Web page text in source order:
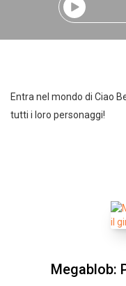
Entra nel mondo di Ciao
tutti i loro personaggi!
Megablob: